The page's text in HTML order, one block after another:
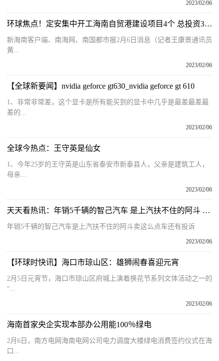
2023/02/06
环球焦点！定安集中开工海南自贸港建设项目4个 总投资3.69亿元
新海南客户端、南海网、南国都市报2月6日消息（记者王康景通讯员
黄...
2023/02/06
【全球新要闻】nvidia geforce gt630_nvidia geforce gt 610
1、非常非常差，这个显卡是所有能买到的显卡中几乎是最差最差最
差的...
2023/02/06
全球今热点：王守英是仙女
1、今年25岁的王守英是山东省泰安市新泰县人，父亲是建筑工人，
母亲...
2023/02/06
天天看热讯：年销5千辆的智己汽车 是上汽扶不住的阿斗 卖这么点车还有投诉
年销5千辆的智己汽车是上汽扶不住的阿斗卖这么点车还有投诉
2023/02/06
【环球时快讯】海口市琼山区：雄狮闹春喜迎元宵
2月5日元宵节，海口市琼山区府城上演着换花节系列文体活动之一的
“...
2023/02/06
海南首家央企实现本部办公用能100％绿电
2月6日，南方电网海南电网公司电力调度大楼绿电消费签约仪式在海
口...